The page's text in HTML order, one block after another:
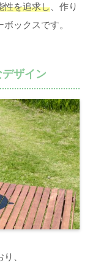
性を追求し 、作り
ックスです。
ザイン
、